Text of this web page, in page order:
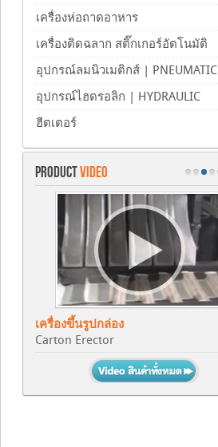
เครื่องห่อถาดอาหาร
เครื่องติดฉลาก สติ๊กเกอร์อัตโนมัติ
อุปกรณ์ลมนิวเมติกส์ | PNEUMATIC
อุปกรณ์ไฮดรอลิก | HYDRAULIC
ฮีตเตอร์
PRODUCTVIDEO
เครื่องขึ้นรูปกล่อง
Carton Erector